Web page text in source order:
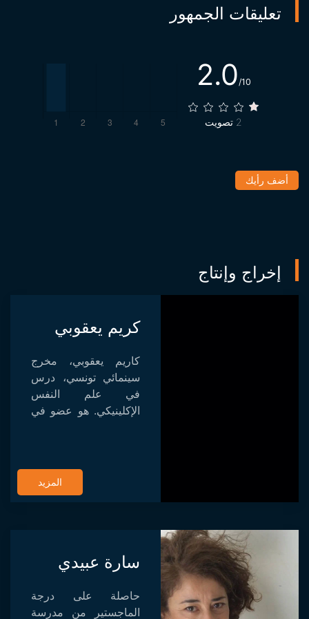
تعليقات الجمهور
2.0/10
تصويت
أضف رأيك
إخراج وإنتاج
كريم يعقوبي
كاريم يعقوبي، مخرج
سينمائي تونسي، درس
في علم النفس
الإكلينيكي. هو عضو في
2008 جمعية سينما
المدينة. لديه عد...
المزيد
سارة عبيدي
حاصلة على درجة
الماجستير من مدرسة